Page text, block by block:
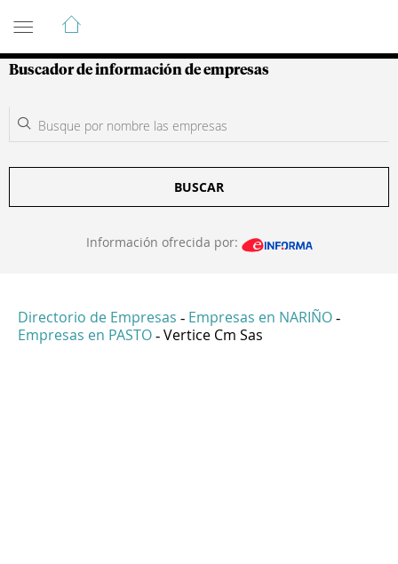
Guía de Empresas Colombianas
Buscador de información de empresas
BUSCAR
Información ofrecida por:
Directorio de Empresas - Empresas en NARIÑO -
Empresas en PASTO - Vertice Cm Sas